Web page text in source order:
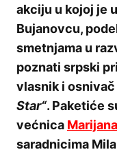
akciju u kojoj je
Bujanovcu,
smetnjama u
poznati srpski
vlasnik i osnivač
Star“. Paketiće
većnica
saradnicima